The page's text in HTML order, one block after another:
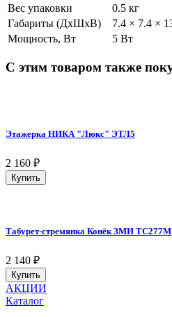
Вес упаковки
0.5 кг
Габариты (ДхШхВ)
7.4 × 7.4 ×
Мощность, Вт
5 Вт
С этим товаром также
Этажерка НИКА "Люкс" ЭТЛ5
2 160 ₽
Купить
Табурет-стремянка Конёк ЗМИ ТС277М
2 140 ₽
Купить
АКЦИИ
Каталог